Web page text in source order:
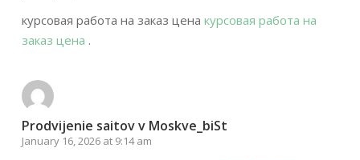
курсовая работа на заказ цена курсовая работа на
заказ цена .
Prodvijenie saitov v Moskve_biSt
January 16, 2026 at 9:14 am